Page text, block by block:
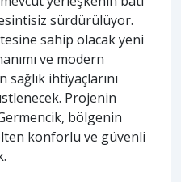
sürdürülüyor.
sahip olacak yeni
ve modern
ihtiyaçlarını
Projenin
bölgenin
konforlu ve güvenli